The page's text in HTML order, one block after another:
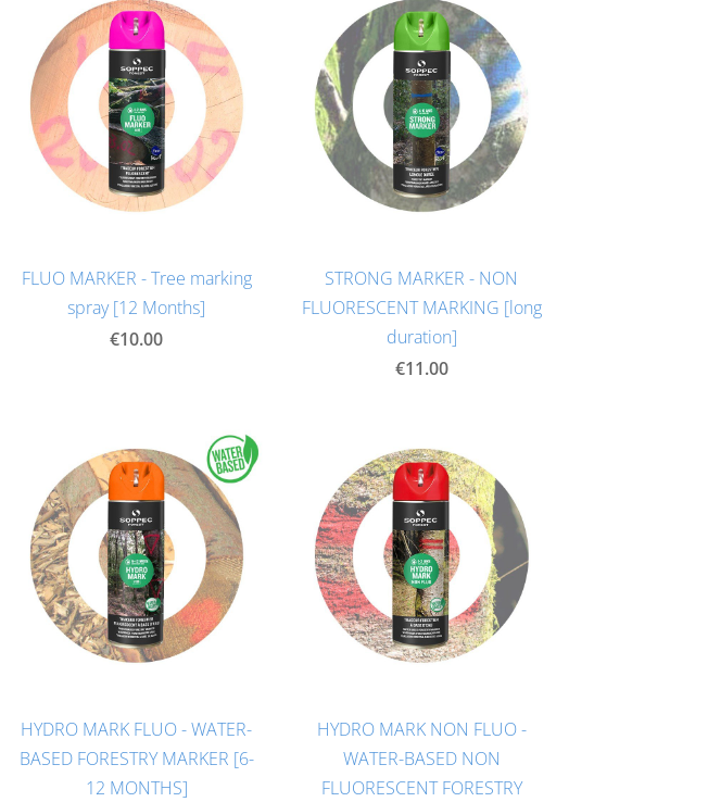
FLUO MARKER - Tree marking
spray [12 Months]
€10.00
STRONG MARKER - NON
FLUORESCENT MARKING [long
duration]
€11.00
HYDRO MARK FLUO - WATER-
BASED FORESTRY MARKER [6-
12 MONTHS]
HYDRO MARK NON FLUO -
WATER-BASED NON
FLUORESCENT FORESTRY